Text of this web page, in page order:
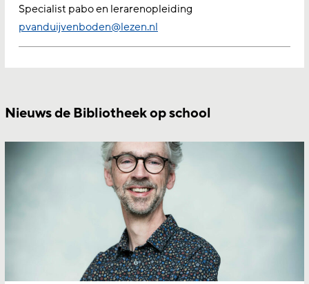
Specialist pabo en lerarenopleiding
pvanduijvenboden@lezen.nl
Nieuws de Bibliotheek op school